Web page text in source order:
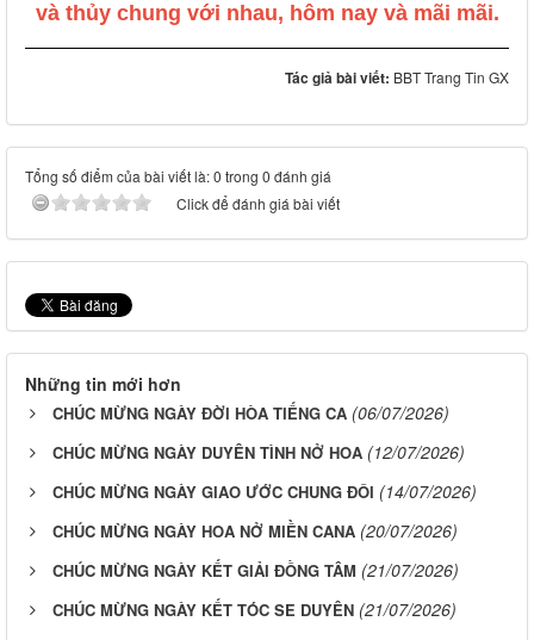
và thủy chung với nhau, hôm nay và mãi mãi.
Tác giả bài viết: BBT Trang Tin GX
Tổng số điểm của bài viết là: 0 trong 0 đánh giá
Click để đánh giá bài viết
Những tin mới hơn
CHÚC MỪNG NGÀY ĐỜI HÒA TIẾNG CA (06/07/2026)
CHÚC MỪNG NGÀY DUYÊN TÌNH NỞ HOA (12/07/2026)
CHÚC MỪNG NGÀY GIAO ƯỚC CHUNG ĐÔI (14/07/2026)
CHÚC MỪNG NGÀY HOA NỞ MIỀN CANA (20/07/2026)
CHÚC MỪNG NGÀY KẾT GIẢI ĐỒNG TÂM (21/07/2026)
CHÚC MỪNG NGÀY KẾT TÓC SE DUYÊN (21/07/2026)